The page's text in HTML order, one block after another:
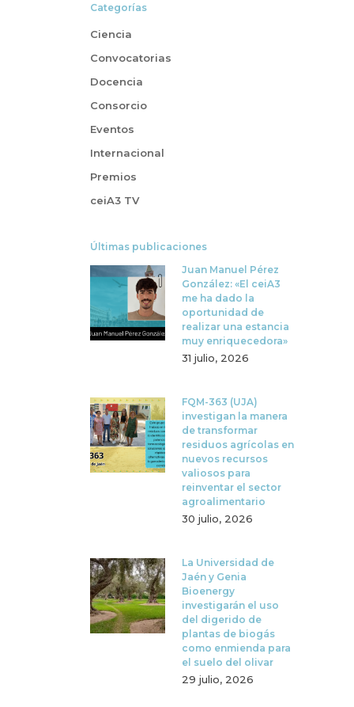
Categorías
Ciencia
Convocatorias
Docencia
Consorcio
Eventos
Internacional
Premios
ceiA3 TV
Últimas publicaciones
Juan Manuel Pérez
González: «El ceiA3
me ha dado la
oportunidad de
realizar una estancia
muy enriquecedora»
31 julio, 2026
FQM-363 (UJA)
investigan la manera
de transformar
residuos agrícolas en
nuevos recursos
valiosos para
reinventar el sector
agroalimentario
30 julio, 2026
La Universidad de
Jaén y Genia
Bioenergy
investigarán el uso
del digerido de
plantas de biogás
como enmienda para
el suelo del olivar
29 julio, 2026